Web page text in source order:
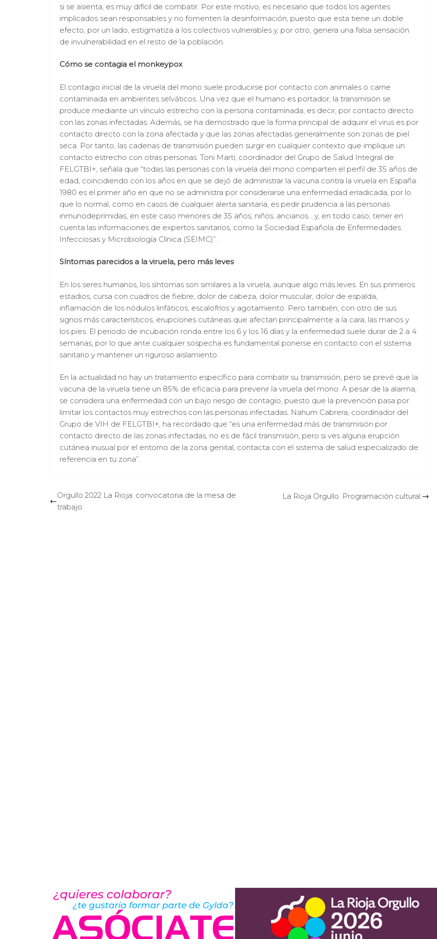
si se asienta, es muy difícil de combatir. Por este motivo, es necesario que todos los agentes
implicados sean responsables y no fomenten la desinformación, puesto que esta tiene un doble
efecto, por un lado, estigmatiza a los colectivos vulnerables y, por otro, genera una falsa sensación
de invulnerabilidad en el resto de la población.
Cómo se contagia el monkeypox
El contagio inicial de la viruela del mono suele producirse por contacto con animales o carne
contaminada en ambientes selváticos. Una vez que el humano es portador, la transmisión se
produce mediante un vínculo estrecho con la persona contaminada, es decir, por contacto directo
con las zonas infectadas. Además, se ha demostrado que la forma principal de adquirir el virus es por
contacto directo con la zona afectada y que las zonas afectadas generalmente son zonas de piel
seca. Por tanto, las cadenas de transmisión pueden surgir en cualquier contexto que implique un
contacto estrecho con otras personas. Toni Martí, coordinador del Grupo de Salud Integral de
FELGTBI+, señala que “todas las personas con la viruela del mono comparten el perfil de 35 años de
edad, coincidiendo con los años en que se dejó de administrar la vacuna contra la viruela en España.
1980 es el primer año en que no se administra por considerarse una enfermedad erradicada, por lo
que lo normal, como en casos de cualquier alerta sanitaria, es pedir prudencia a las personas
inmunodeprimidas, en este caso menores de 35 años, niños, ancianos… y, en todo caso, tener en
cuenta las informaciones de expertos sanitarios, como la Sociedad Española de Enfermedades
Infecciosas y Microbiología Clínica (SEIMC)”.
Síntomas parecidos a la viruela, pero más leves
En los seres humanos, los síntomas son similares a la viruela, aunque algo más leves. En sus primeros
estadios, cursa con cuadros de fiebre, dolor de cabeza, dolor muscular, dolor de espalda,
inflamación de los nódulos linfáticos, escalofríos y agotamiento. Pero también, con otro de sus
signos más característicos, erupciones cutáneas que afectan principalmente a la cara, las manos y
los pies. El periodo de incubación ronda entre los 6 y los 16 días y la enfermedad suele durar de 2 a 4
semanas, por lo que ante cualquier sospecha es fundamental ponerse en contacto con el sistema
sanitario y mantener un riguroso aislamiento.
En la actualidad no hay un tratamiento específico para combatir su transmisión, pero se prevé que la
vacuna de la viruela tiene un 85% de eficacia para prevenir la viruela del mono. A pesar de la alarma,
se considera una enfermedad con un bajo riesgo de contagio, puesto que la prevención pasa por
limitar los contactos muy estrechos con las personas infectadas. Nahum Cabrera, coordinador del
Grupo de VIH de FELGTBI+, ha recordado que “es una enfermedad más de transmisión por
contacto directo de las zonas infectadas, no es de fácil transmisión, pero si ves alguna erupción
cutánea inusual por el entorno de la zona genital, contacta con el sistema de salud especializado de
referencia en tu zona”.
Orgullo 2022 La Rioja: convocatoria de la mesa de
trabajo
La Rioja Orgullo. Programación cultural.